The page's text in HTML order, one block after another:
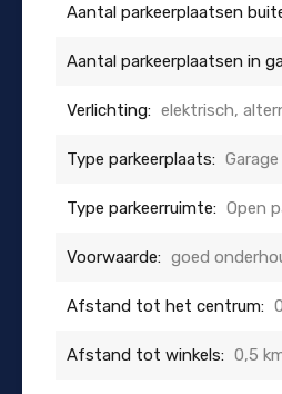
Aantal parkeerplaatsen
Aantal parkeerplaatsen in
Verlichting: elektrisch,
Type parkeerplaats: Garage
Type parkeerruimte: Open
Voorwaarde: goed
Afstand tot het centrum:
Afstand tot winkels: 0,5